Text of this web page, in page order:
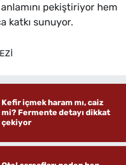
pekiştiriyor hem
katkı sunuyor.
Kefir içmek haram mı, caiz
mi? Fermente detayı dikkat
çekiyor